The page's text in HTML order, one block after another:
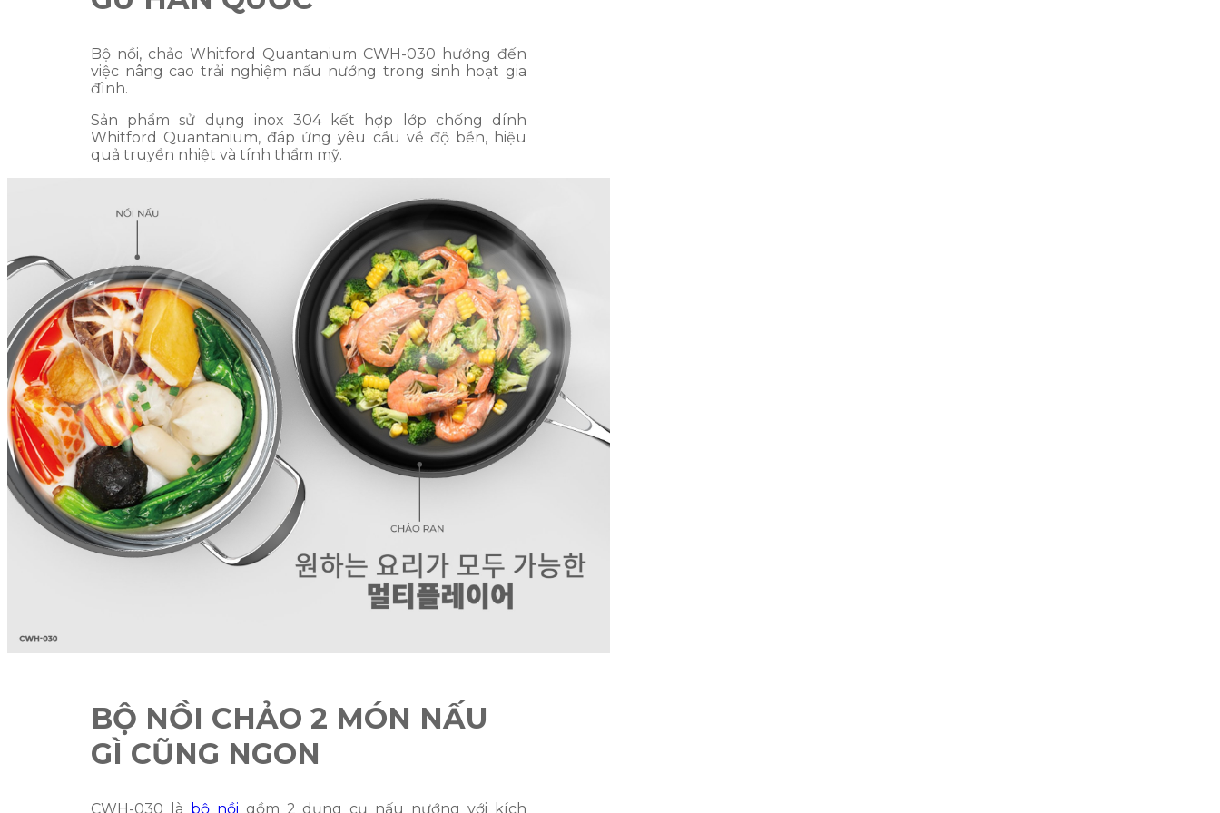
Bộ nồi, chảo Whitford Quantanium CWH-030 hướng đến
việc nâng cao trải nghiệm nấu nướng trong sinh hoạt gia
đình.
Sản phẩm sử dụng inox 304 kết hợp lớp chống dính
Whitford Quantanium, đáp ứng yêu cầu về độ bền, hiệu
quả truyền nhiệt và tính thẩm mỹ.
BỘ NỒI CHẢO 2 MÓN NẤU
GÌ CŨNG NGON
CWH-030 là bộ nồi gồm 2 dụng cụ nấu nướng với kích